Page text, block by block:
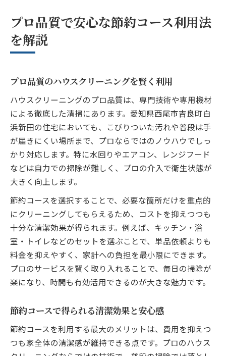
プロ品質で安心な節約コース利用法
を解説
プロ品質のハウスクリーニングを賢く利用
ハウスクリーニングのプロ品質は、専門技術や専用機材
による徹底した清掃にあります。愛知県西尾市吉良町白
浜新田の住宅においても、こびりついた汚れや普段は手
が届きにくい場所まで、プロならではのノウハウでしっ
かり対応します。特に水回りやエアコン、レンジフード
などは自力での掃除が難しく、プロの介入で衛生状態が
大きく向上します。
節約コースを選択することで、必要な箇所だけを重点的
にクリーニングしてもらえるため、コストを抑えつつも
十分な清潔効果が得られます。例えば、キッチン・浴
室・トイレなどのセットを選ぶことで、単品依頼よりも
料金を抑えやすく、家計への負担を最小限にできます。
プロのサービスを賢く取り入れることで、毎日の掃除が
楽になり、時間も有効活用できるのが大きな魅力です。
節約コースで得られる清潔効果と安心感
節約コースを利用する最大のメリットは、費用を抑えつ
つも家全体の清潔感が維持できる点です。プロのハウス